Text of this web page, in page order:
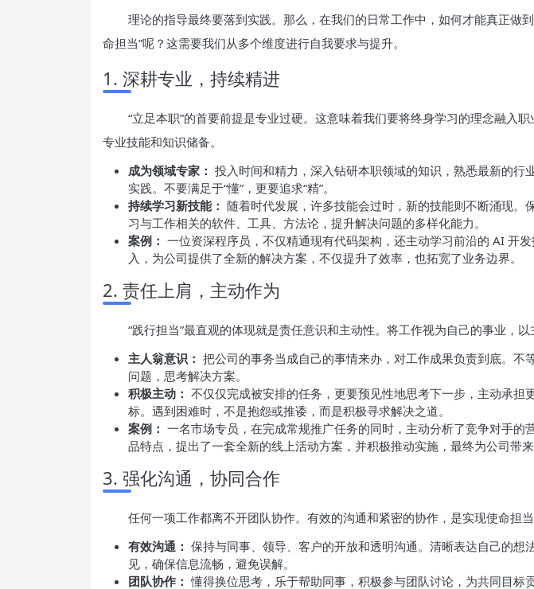
理论的指导最终要落到实践。那么，在我们的日常工作中，如何才能真正做
命担当”呢？这需要我们从多个维度进行自我要求与提升。
1. 深耕专业，持续精进
“立足本职”的首要前提是专业过硬。这意味着我们要将终身学习的理念融入
专业技能和知识储备。
成为领域专家： 投入时间和精力，深入钻研本职领域的知识，熟悉最新的行
实践。不要满足于“懂”，更要追求“精”。
持续学习新技能： 随着时代发展，许多技能会过时，新的技能则不断涌现。
习与工作相关的软件、工具、方法论，提升解决问题的多样化能力。
案例： 一位资深程序员，不仅精通现有代码架构，还主动学习前沿的 AI 开
入，为公司提供了全新的解决方案，不仅提升了效率，也拓宽了业务边界。
2. 责任上肩，主动作为
“践行担当”最直观的体现就是责任意识和主动性。将工作视为自己的事业，以
主人翁意识： 把公司的事务当成自己的事情来办，对工作成果负责到底。不
问题，思考解决方案。
积极主动： 不仅仅完成被安排的任务，更要预见性地思考下一步，主动承担
标。遇到困难时，不是抱怨或推诿，而是积极寻求解决之道。
案例： 一名市场专员，在完成常规推广任务的同时，主动分析了竞争对手的
品特点，提出了一套全新的线上活动方案，并积极推动实施，最终为公司带来
3. 强化沟通，协同合作
任何一项工作都离不开团队协作。有效的沟通和紧密的协作，是实现使命担当
有效沟通： 保持与同事、领导、客户的开放和透明沟通。清晰表达自己的想
见，确保信息流畅，避免误解。
团队协作： 懂得换位思考，乐于帮助同事，积极参与团队讨论，为共同目标